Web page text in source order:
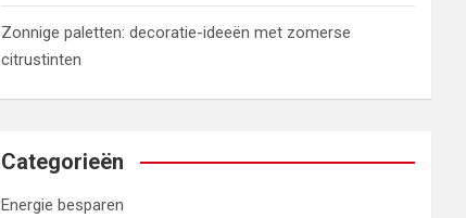
Zonnige paletten: decoratie-ideeën met zomerse
citrustinten
Categorieën
Energie besparen